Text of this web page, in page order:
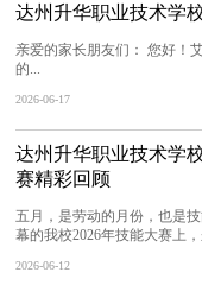
达州升华职业技术学
亲爱的家长朋友们： 您好！
的...
2026-06-17
达州升华职业技术学
赛精彩回顾
五月，是劳动的月份，也是
幕的我校2026年技能大赛上
2026-06-12